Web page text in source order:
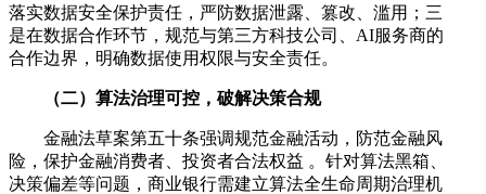
落实数据安全保护责任，严防数据泄露、篡改、滥用；三
是在数据合作环节，规范与第三方科技公司、AI服务商的
合作边界，明确数据使用权限与安全责任。
（二）算法治理可控，破解决策合规
金融法草案第五十条强调规范金融活动，防范金融风
险，保护金融消费者、投资者合法权益 。针对算法黑箱、
决策偏差等问题，商业银行需建立算法全生命周期治理机